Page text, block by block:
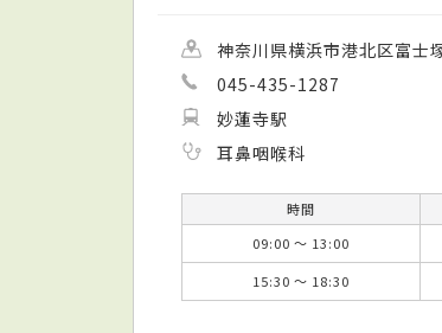
神奈川県横浜市港北区富
045-435-1287
妙蓮寺駅
耳鼻咽喉科
時間
09:00 ～ 13:00
15:30 ～ 18:30